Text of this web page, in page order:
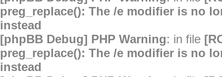
preg_replace(): The /e modifier is no
instead
[phpBB Debug] PHP Warning: in file
preg_replace(): The /e modifier is no
instead